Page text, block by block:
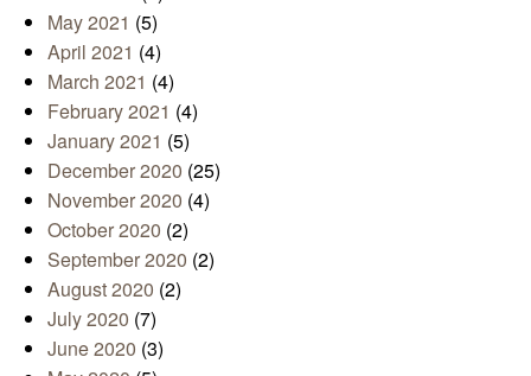
May 2021 (5)
April 2021 (4)
March 2021 (4)
February 2021 (4)
January 2021 (5)
December 2020 (25)
November 2020 (4)
October 2020 (2)
September 2020 (2)
August 2020 (2)
July 2020 (7)
June 2020 (3)